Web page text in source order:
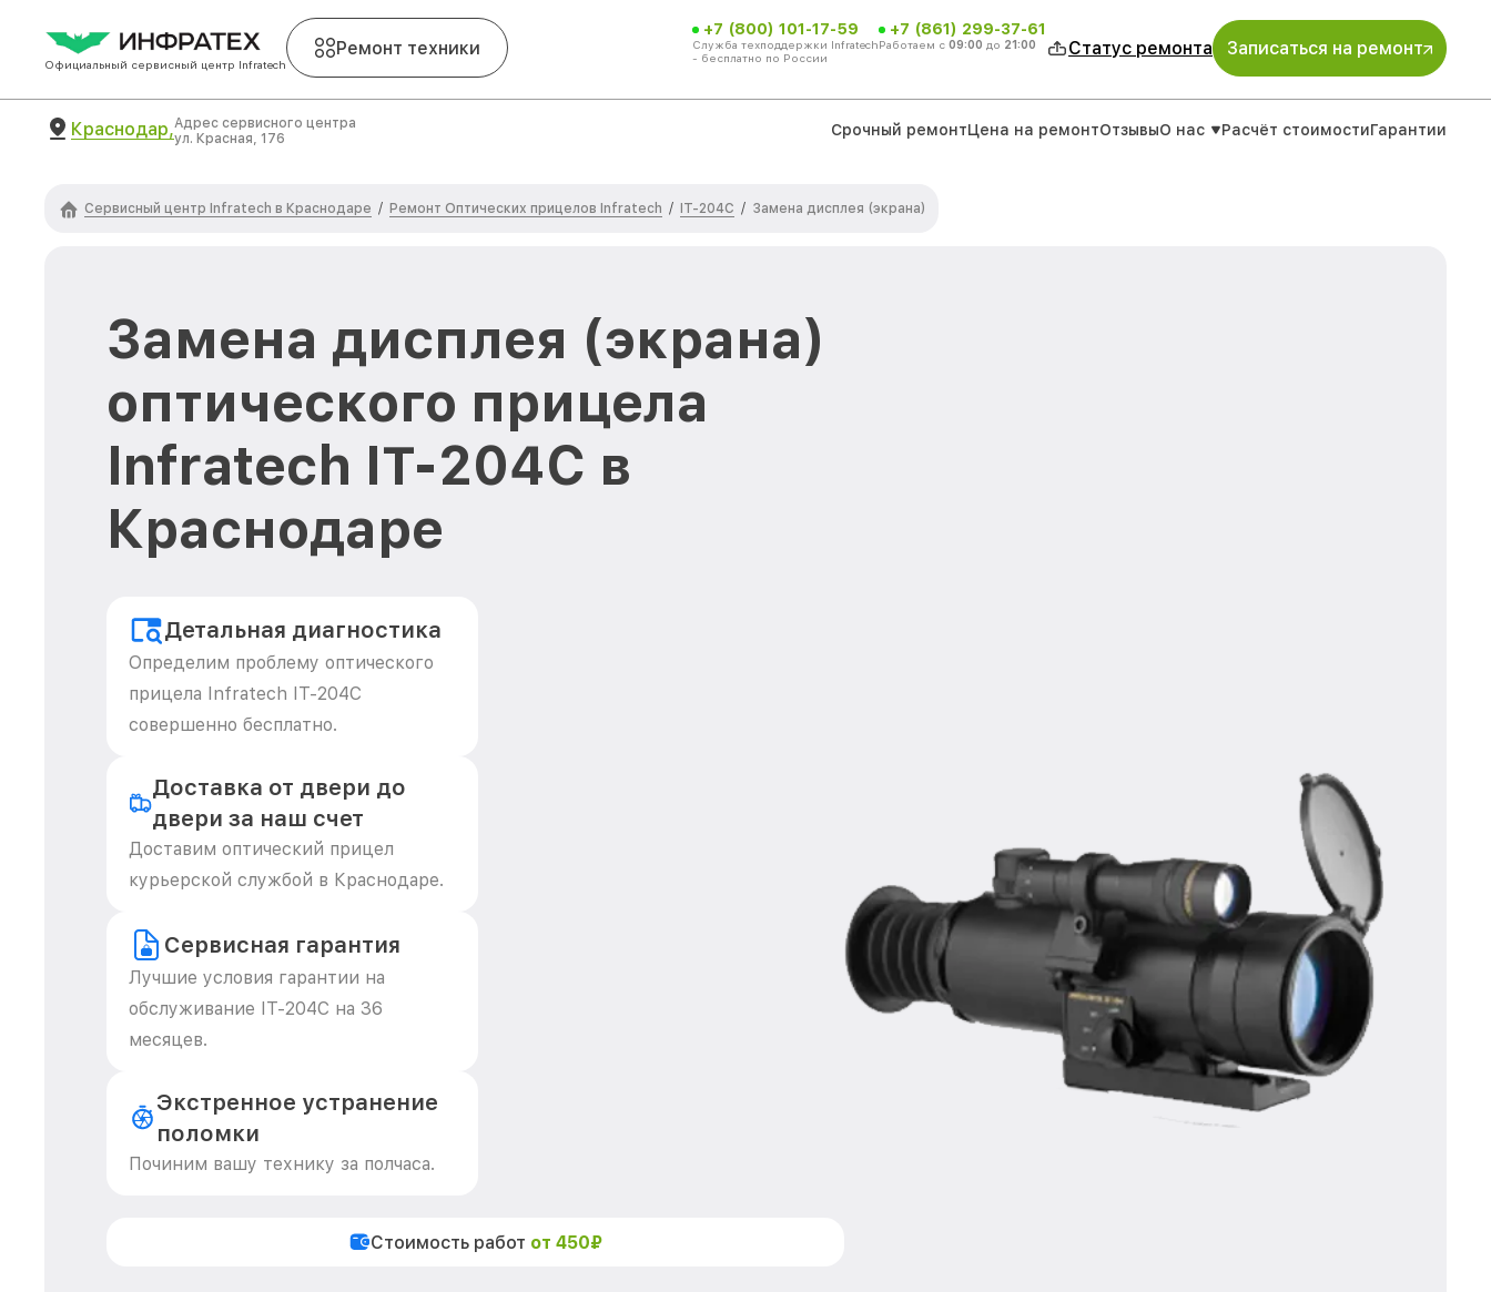
Официальный сервисный центр Infratech
Ремонт техники
+7 (800) 101-17-59
Служба техподдержки Infratech
- бесплатно по России
+7 (861) 299-37-61
Работаем с 09:00 до 21:00 Статус ремонта Записаться на ремонт
Краснодар,Адрес сервисного центра
ул. Красная, 176
Срочный ремонтЦена на ремонтОтзывыО нас Расчёт стоимостиГарантии
Сервисный центр Infratech в Краснодаре / Ремонт Оптических прицелов Infratech / IT-204C / Замена дисплея (экрана)
Замена дисплея (экрана)
оптического прицела
Infratech IT-204C в
Краснодаре
Детальная диагностика
Определим проблему оптического
прицела Infratech IT-204C
совершенно бесплатно.
Доставка от двери до
двери за наш счет
Доставим оптический прицел
курьерской службой в Краснодаре.
Сервисная гарантия
Лучшие условия гарантии на
обслуживание IT-204C на 36
месяцев.
Экстренное устранение
поломки
Починим вашу технику за полчаса.
Стоимость работ от 450₽